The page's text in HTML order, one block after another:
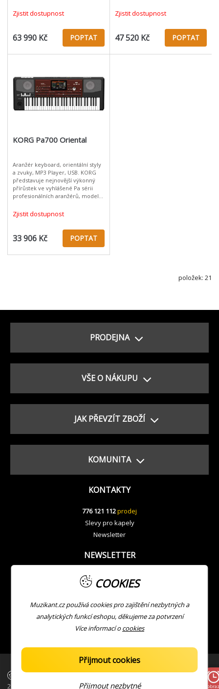
nová řada rozšířené polyfonie,
více jak 1500 pr
Zjistit dostupnost
63 990 Kč POPTAT
bohatému samplingu, audio
rekordéru, efektům
Zjistit dostupnost
47 520 Kč POPTAT
KORG Pa700 Oriental
Aranžér keyboard, orientální styly
a zvuky, MP3 Player, USB. KORG
představuje nejnovější výkonný
přírůstek ve vyhlášené Pa sérii
profesionálních aranžérů, model
nových svěžích zvuků (včetně f
Zjistit dostupnost
33 906 Kč POPTAT
položek: 21
PRODEJNA
VŠE O NÁKUPU
JAK PŘEVZÍT ZBOŽÍ
KOMUNITA
KONTAKTY
776 121 112prodej
Slevy pro kapely
Newsletter
NEWSLETTER
| Copyright © Muzikant
2026
Developed with ❤ by JV
COOKIES
Muzikant.cz používá cookies pro zajištění nezbytných a
analytických funkcí eshopu, děkujeme za potvrzení
Více informací ocookies
Přijmout cookies
Přijmout nezbytné